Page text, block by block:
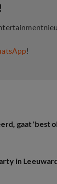
!
gaat 'best
in